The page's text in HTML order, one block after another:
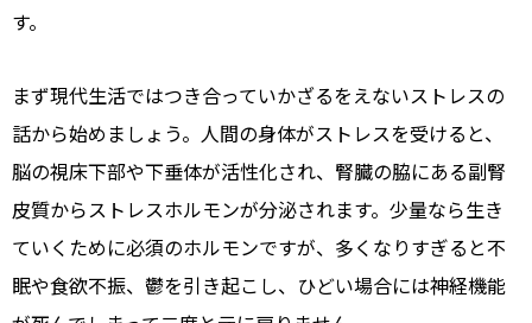
す。
まず現代生活ではつき合っていかざるをえないストレスの
話から始めましょう。人間の身体がストレスを受けると、
脳の視床下部や下垂体が活性化され、腎臓の脇にある副腎
皮質からストレスホルモンが分泌されます。少量なら生き
ていくために必須のホルモンですが、多くなりすぎると不
眠や食欲不振、鬱を引き起こし、ひどい場合には神経機能